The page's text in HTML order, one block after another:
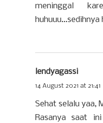
meninggal
huhuuu...sedihnya
lendyagassi
14 August 2021 at 21:41
Sehat selalu yaa,
Rasanya saat